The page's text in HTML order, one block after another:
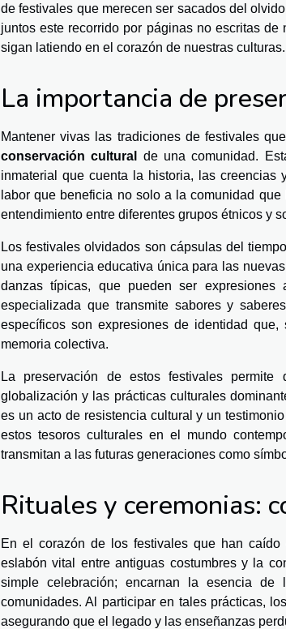
de festivales que merecen ser sacados del
juntos este recorrido por páginas no escritas
sigan latiendo en el corazón de nuestras culturas.
La importancia de
Mantener vivas las tradiciones de festivales
conservación cultural
de una comunidad.
inmaterial que cuenta la historia, las
labor que beneficia no solo a la comunidad
entendimiento entre diferentes grupos étnicos y
Los festivales olvidados son cápsulas del
una experiencia educativa única para las
danzas típicas, que pueden ser
especializada que transmite sabores y
específicos son expresiones de identidad
memoria colectiva.
La preservación de estos festivales permite
globalización y las prácticas culturales
es un acto de resistencia cultural y un
estos tesoros culturales en el mundo
transmitan a las futuras generaciones como
Rituales y ceremonias:
En el corazón de los festivales que han
eslabón vital entre antiguas costumbres y la
simple celebración; encarnan la esencia
comunidades. Al participar en tales prácticas,
asegurando que el legado y las enseñanzas